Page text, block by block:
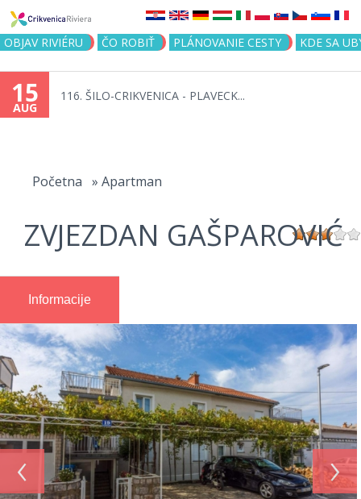
Jump to navigation
OBJAV RIVIÉRU ČO ROBIŤ PLÁNOVANIE CESTY KDE SA
15
AUG
116. ŠILO-CRIKVENICA - PLAVECK...
Početna » Apartman
ZVJEZDAN GAŠPAROVIĆ
Informacije
‹ ›